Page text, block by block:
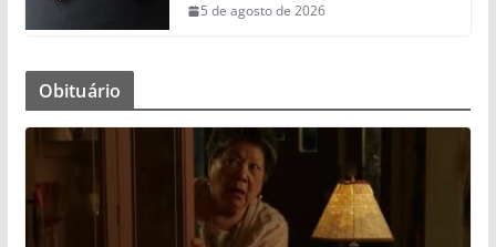
5 de agosto de 2026
Obituário